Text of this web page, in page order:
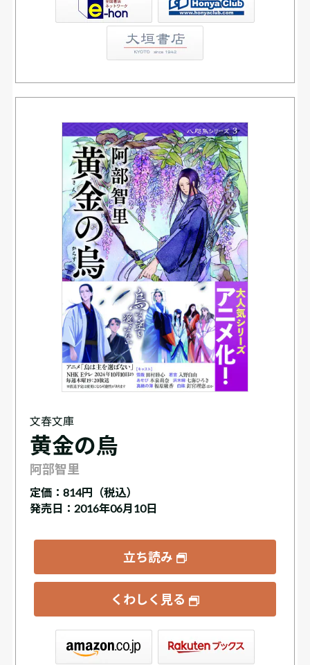
文春文庫
黄金の烏
阿部智里
定価： 814円（税込）
発売日：2016年06月10日
立ち読み
くわしく見る